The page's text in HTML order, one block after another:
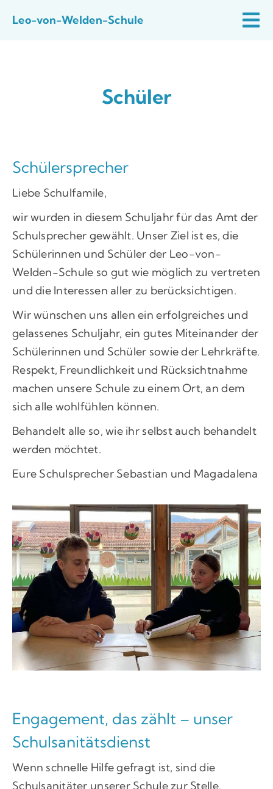
Inhalt
Leo-von-Welden-Schule
Praktische Infos
Quali
Schüler
Schülersprecher
Liebe Schulfamile,
wir wurden in diesem Schuljahr für das Amt der
Schulsprecher gewählt. Unser Ziel ist es, die
Schülerinnen und Schüler der Leo-von-
Welden-Schule so gut wie möglich zu vertreten
und die Interessen aller zu berücksichtigen.
Wir wünschen uns allen ein erfolgreiches und
gelassenes Schuljahr, ein gutes Miteinander der
Schülerinnen und Schüler sowie der Lehrkräfte.
Respekt, Freundlichkeit und Rücksichtnahme
machen unsere Schule zu einem Ort, an dem
sich alle wohlfühlen können.
Behandelt alle so, wie ihr selbst auch behandelt
werden möchtet.
Eure Schulsprecher Sebastian und Magadalena
Engagement, das zählt – unser
Schulsanitätsdienst
Wenn schnelle Hilfe gefragt ist, sind die
Schulsanitäter unserer Schule zur Stelle.